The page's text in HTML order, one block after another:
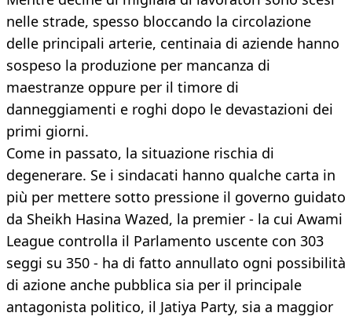
nelle strade, spesso bloccando la circolazione
delle principali arterie, centinaia di aziende hanno
sospeso la produzione per mancanza di
maestranze oppure per il timore di
danneggiamenti e roghi dopo le devastazioni dei
primi giorni.
Come in passato, la situazione rischia di
degenerare. Se i sindacati hanno qualche carta in
più per mettere sotto pressione il governo guidato
da Sheikh Hasina Wazed, la premier - la cui Awami
League controlla il Parlamento uscente con 303
seggi su 350 - ha di fatto annullato ogni possibilità
di azione anche pubblica sia per il principale
antagonista politico, il Jatiya Party, sia a maggior